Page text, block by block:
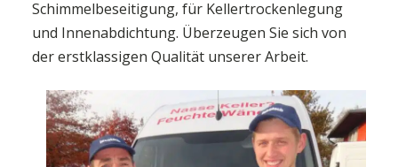
Schimmelbeseitigung, für Kellertrockenlegung
und Innenabdichtung. Überzeugen Sie sich von
der erstklassigen Qualität unserer Arbeit.